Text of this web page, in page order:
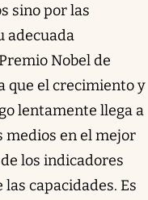
sino por las
adecuada
Nobel de
que el crecimiento y
lentamente llega a
medios en el mejor
los indicadores
capacidades. Es